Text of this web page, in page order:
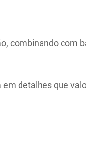
combinando com
detalhes que